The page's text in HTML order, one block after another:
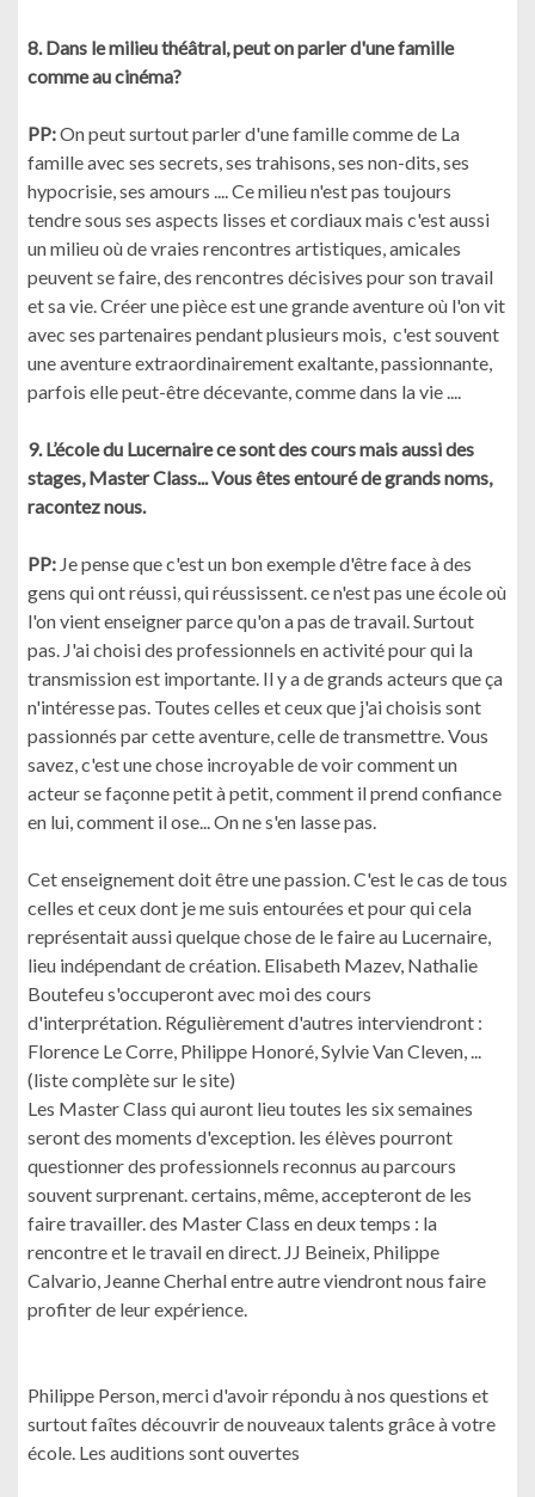
8. Dans le milieu théâtral, peut on parler d'une famille
comme au cinéma?
PP:On peut surtout parler d'une famille comme de La
famille avec ses secrets, ses trahisons, ses non-dits, ses
hypocrisie, ses amours .... Ce milieu n'est pas toujours
tendre sous ses aspects lisses et cordiaux mais c'est aussi
un milieu où de vraies rencontres artistiques, amicales
peuvent se faire, des rencontres décisives pour son travail
et sa vie. Créer une pièce est une grande aventure où l'on vit
avec ses partenaires pendant plusieurs mois, c'est souvent
une aventure extraordinairement exaltante, passionnante,
parfois elle peut-être décevante, comme dans la vie ....
9. L’école du Lucernaire ce sont des cours mais aussi des
stages, Master Class... Vous êtes entouré de grands noms,
racontez nous.
PP: Je pense que c'est un bon exemple d'être face à des
gens qui ont réussi, qui réussissent. ce n'est pas une école où
l'on vient enseigner parce qu'on a pas de travail. Surtout
pas. J'ai choisi des professionnels en activité pour qui la
transmission est importante. Il y a de grands acteurs que ça
n'intéresse pas. Toutes celles et ceux que j'ai choisis sont
passionnés par cette aventure, celle de transmettre. Vous
savez, c'est une chose incroyable de voir comment un
acteur se façonne petit à petit, comment il prend confiance
en lui, comment il ose... On ne s'en lasse pas.
Cet enseignement doit être une passion. C'est le cas de tous
celles et ceux dont je me suis entourées et pour qui cela
représentait aussi quelque chose de le faire au Lucernaire,
lieu indépendant de création. Elisabeth Mazev, Nathalie
Boutefeu s'occuperont avec moi des cours
d'interprétation. Régulièrement d'autres interviendront :
Florence Le Corre, Philippe Honoré, Sylvie Van Cleven, ...
(liste complète sur le site)
Les Master Class qui auront lieu toutes les six semaines
seront des moments d'exception. les élèves pourront
questionner des professionnels reconnus au parcours
souvent surprenant. certains, même, accepteront de les
faire travailler. des Master Class en deux temps : la
rencontre et le travail en direct. JJ Beineix, Philippe
Calvario, Jeanne Cherhal entre autre viendront nous faire
profiter de leur expérience.
Philippe Person, merci d'avoir répondu à nos questions et
surtout faîtes découvrir de nouveaux talents grâce à votre
école. Les auditions sont ouvertes